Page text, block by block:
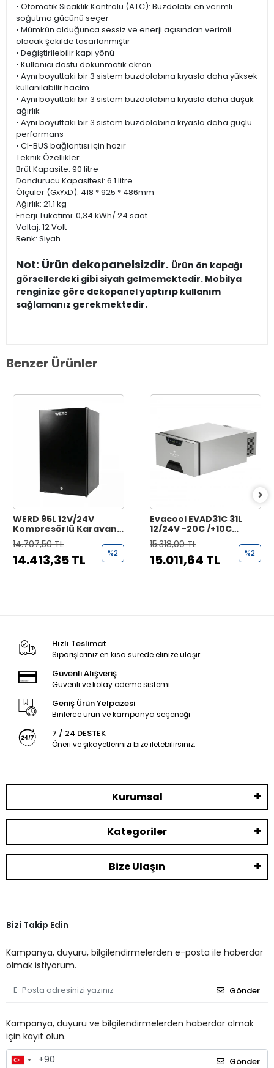
• Otomatik Sıcaklık Kontrolü (ATC): Buzdolabı en verimli
soğutma gücünü seçer
• Mümkün olduğunca sessiz ve enerji açısından verimli
olacak şekilde tasarlanmıştır
• Değiştirilebilir kapı yönü
• Kullanıcı dostu dokunmatik ekran
• Aynı boyuttaki bir 3 sistem buzdolabına kıyasla daha yüksek
kullanılabilir hacim
• Aynı boyuttaki bir 3 sistem buzdolabına kıyasla daha düşük
ağırlık
• Aynı boyuttaki bir 3 sistem buzdolabına kıyasla daha güçlü
performans
• CI-BUS bağlantısı için hazır
Teknik Özellikler
Brüt Kapasite: 90 litre
Dondurucu Kapasitesi: 6.1 litre
Ölçüler (GxYxD): 418 * 925 * 486mm
Ağırlık: 21.1 kg
Enerji Tüketimi: 0,34 kWh/ 24 saat
Voltaj: 12 Volt
Renk: Siyah
Not: Ürün dekopanelsizdir. Ürün ön kapağı
görsellerdeki gibi siyah gelmemektedir. Mobilya
renginize göre dekopanel yaptırıp kullanım
sağlamanız gerekmektedir.
Benzer Ürünler
WERD 95L 12V/24V
Kompresörlü Karavan
Buzdolabı - 95 Litre
14.707,50 TL
14.413,35 TL %2
Evacool EVAD31C 31L
12/24V -20C /+10C
Çekmece Tipi
Kompresörlü Buzdolabı
15.318,00 TL
15.011,64 TL %2
Hızlı Teslimat
Siparişleriniz en kısa sürede elinize ulaşır.
Güvenli Alışveriş
Güvenli ve kolay ödeme sistemi
Geniş Ürün Yelpazesi
Binlerce ürün ve kampanya seçeneği
7 / 24 DESTEK
Öneri ve şikayetlerinizi bize iletebilirsiniz.
Kurumsal
Kategoriler
Bize Ulaşın
Bizi Takip Edin
Kampanya, duyuru, bilgilendirmelerden e-posta ile haberdar
olmak istiyorum.
Gönder
Kampanya, duyuru ve bilgilendirmelerden haberdar olmak
için kayıt olun.
Gönder